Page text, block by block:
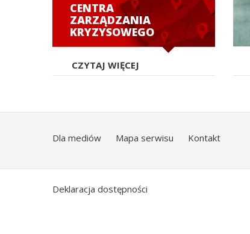
CENTRA
ZARZĄDZANIA
KRYZYSOWEGO
CZYTAJ WIĘCEJ
Dla mediów Mapa serwisu Kontakt
Deklaracja dostępności